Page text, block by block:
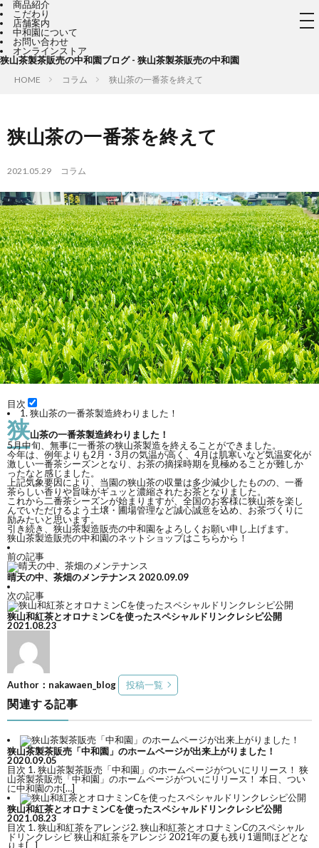
狭山茶製茶販売の中和園ブログ - 狭山茶製茶販売の中和園
商品紹介
こだわり
店舗案内
中和園について
お問い合わせ
オンラインストア
HOME コラム 狭山茶の一番茶を終えて
狭山茶の一番茶を終えて
2021.05.29 コラム
目次
1. 狭山茶の一番茶製造終わりました！
狭山茶の一番茶製造終わりました！
5月中旬、無事に一番茶の狭山茶製造を終えることができました。
今年は、例年よりも2月・3月の気温が高く、4月は肌寒いなど気温変化が
激しい一番茶シーズンとなり、お茶の摘採時期を見極めることが難しか
ったなと感じました。
上記気象要因により、当園の狭山茶の収量は多少減少したものの、一番
茶らしい香りや旨味がギュッと濃縮されたお茶となりました。
これから二番茶シーズンが始まりますが、全国のお客様に狭山茶を楽し
んでいただけるよう土壌・圃場管理など誠心誠意を込め、お茶づくりに
励みたいと思います。
引き続き、狭山茶製造販売の中和園をよろしくお願い申し上げます。
狭山茶製造販売の中和園のネットショップは こちらから！
前の記事
晴天の中、茶畑のメンテナンス 2020.09.09
次の記事
狭山和紅茶とオロナミンCを使ったスペシャルドリンクレシピ公開
2021.08.23
Author：nakawaen_blog 投稿一覧
関連する記事
狭山茶製茶販売「中和園」のホームページが出来上がりました！
2020.09.05
目次 1. 狭山茶製茶販売「中和園」のホームページがついにリリース！ 狭
山茶製茶販売「中和園」のホームページがついにリリース！ 本日、つい
に中和園のホ[…]
狭山和紅茶とオロナミンCを使ったスペシャルドリンクレシピ公開
2021.08.23
目次 1. 狭山和紅茶をアレンジ2. 狭山和紅茶とオロナミンCのスペシャル
ドリンクレシピ 狭山和紅茶をアレンジ 2021年の夏も残り1週間ほどとな
りま[…]